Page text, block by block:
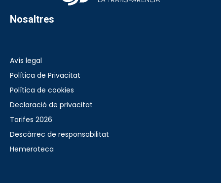
Nosaltres
Avís legal
Política de Privacitat
Política de cookies
Declaració de privacitat
Tarifes 2026
Descàrrec de responsabilitat
Hemeroteca